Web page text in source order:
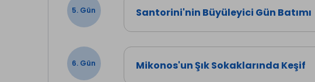
5. Gün Santorini'nin Büyüleyici Gün Batımı
6. Gün Mikonos'un Şık Sokaklarında Keşif